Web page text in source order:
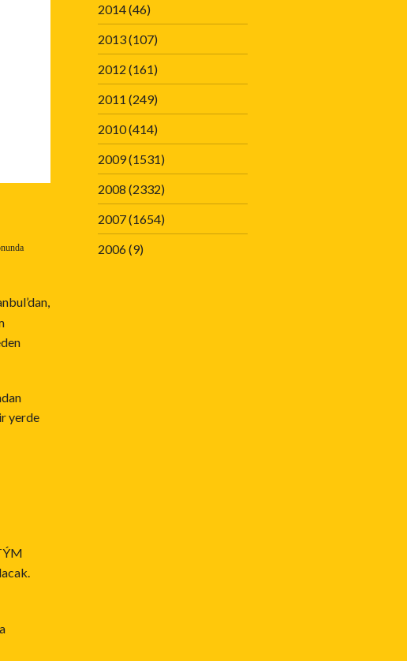
yerde
2014(46)
2013(107)
2012 (161)
2011 (249)
2010(414)
2009(1531)
2008 (2332)
2007(1654)
2006(9)